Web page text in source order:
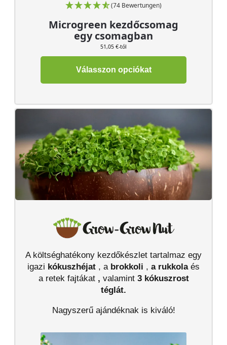
(74 Bewertungen)
Microgreen kezdőcsomag
egy csomagban
51,05 €-tól
Válasszon opciókat
A költséghatékony kezdőkészlet tartalmaz egy
igazi kókuszhéjat , a brokkoli , a rukkolaés
a retek fajtákat , valamint 3 kókuszrost
téglát.
Nagyszerű ajándéknak is kiváló!